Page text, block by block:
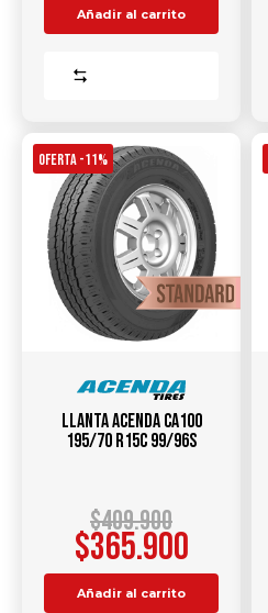
Añadir al carrito
OFERTA -11%
Llanta ACENDA CA100
195/70 R15C 99/96S
$409.900
$365.900
Añadir al carrito